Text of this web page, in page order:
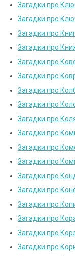
Загадки про
Загадки про
Загадки про
Загадки про
Загадки про
Загадки про
Загадки про
Загадки про
Загадки про
Загадки про
Загадки про
Загадки про
Загадки про
Загадки про
Загадки про
Загадки про
Загадки про
Загадки про